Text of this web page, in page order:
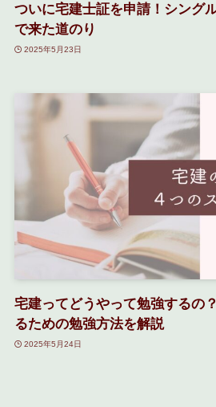
ついに宅建士証を申請！シング
で来た道のり
2025年5月23日
宅建ってどうやって勉強するの
るための勉強方法を解説
2025年5月24日